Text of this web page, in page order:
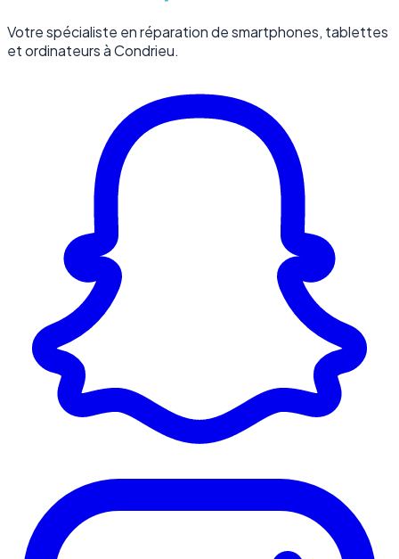
Votre spécialiste en réparation de smartphones, tablettes
et ordinateurs à Condrieu.